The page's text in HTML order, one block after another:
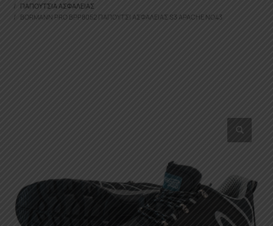
ΠΑΠΟΎΤΣΙΑ ΑΣΦΑΛΕΊΑΣ
BORMANN PRO BPP8052 ΠΑΠΟΎΤΣΙ ΑΣΦΑΛΕΊΑΣ S3 APACHE ΝΟ43